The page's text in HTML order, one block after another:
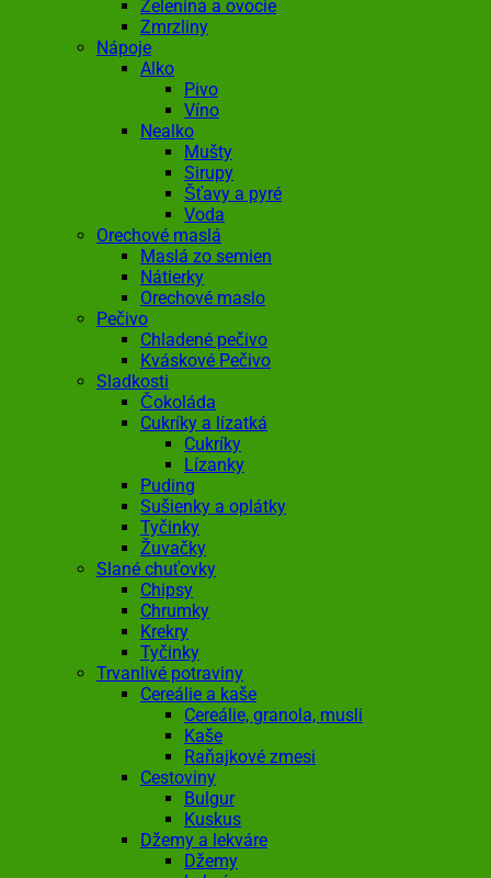
Zelenina a ovocie
Zmrzliny
Nápoje
Alko
Pivo
Víno
Nealko
Mušty
Sirupy
Šťavy a pyré
Voda
Orechové maslá
Maslá zo semien
Nátierky
Orechové maslo
Pečivo
Chladené pečivo
Kváskové Pečivo
Sladkosti
Čokoláda
Cukríky a lízatká
Cukríky
Lízanky
Puding
Sušienky a oplátky
Tyčinky
Žuvačky
Slané chuťovky
Chipsy
Chrumky
Krekry
Tyčinky
Trvanlivé potraviny
Cereálie a kaše
Cereálie, granola, musli
Kaše
Raňajkové zmesi
Cestoviny
Bulgur
Kuskus
Džemy a lekváre
Džemy